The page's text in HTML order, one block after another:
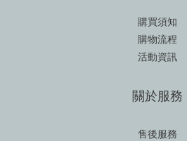
購買須知
購物流程
活動資訊
關於服務
售後服務